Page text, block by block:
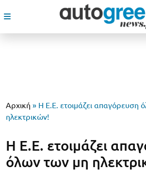
Αρχική » Η Ε.Ε. ετοιμάζει απαγόρευση
ηλεκτρικών!
Η Ε.Ε. ετοιμάζει
όλων των μη